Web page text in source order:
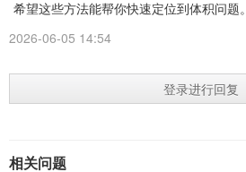
希望这些方法能帮你快速定位到体积问题。
2026-06-05 14:54
登录进行回复
相关问题